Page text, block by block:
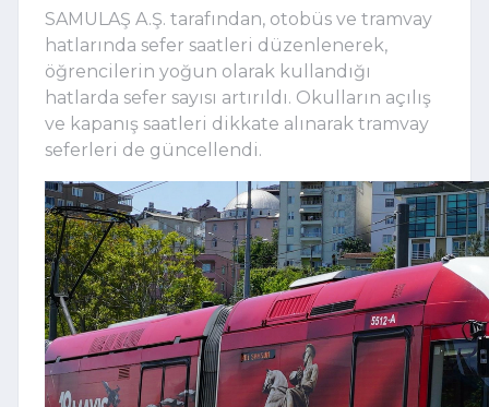
SAMULAŞ A.Ş. tarafından, otobüs ve tramvay
hatlarında sefer saatleri düzenlenerek,
öğrencilerin yoğun olarak kullandığı
hatlarda sefer sayısı artırıldı. Okulların açılış
ve kapanış saatleri dikkate alınarak tramvay
seferleri de güncellendi.